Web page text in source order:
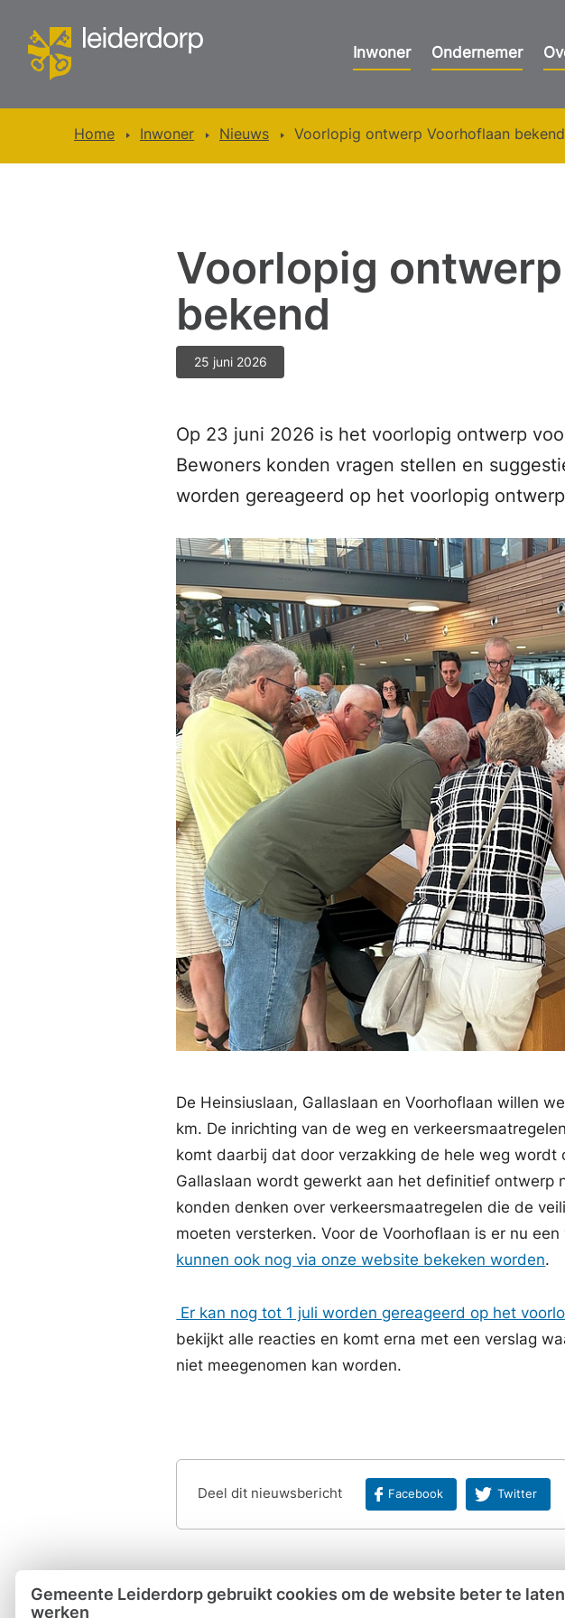
Gemeente Leiderdorp gebruikt cookies om de website beter te laten
werken
Inwoner Ondernemer
Home Inwoner Nieuws Voorlopig ontwerp Voorhoflaan bekend
Voorlopig
bekend
25 juni 2026
Op 23 juni 2026 is het voorlopig ontwerp
Bewoners konden vragen stellen en
worden gereageerd op het voorlopig
De Heinsiuslaan, Gallaslaan en Voorhoflaan willen
km. De inrichting van de weg en
komt daarbij dat door verzakking de hele weg wordt
Gallaslaan wordt gewerkt aan het definitief ontwerp
konden denken over verkeersmaatregelen die de
moeten versterken. Voor de Voorhoflaan is er nu
kunnen ook nog via onze website bekeken worden.
Er kan nog tot 1 juli worden gereageerd op het
bekijkt alle reacties en komt erna met een verslag
niet meegenomen kan worden.
Deel dit nieuwsbericht Facebook Twitter